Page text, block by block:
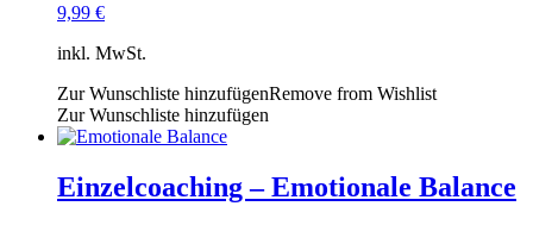
9,99 €
inkl. MwSt.
Zur Wunschliste hinzufügenRemove from Wishlist
Zur Wunschliste hinzufügen
Einzelcoaching – Emotionale Balance